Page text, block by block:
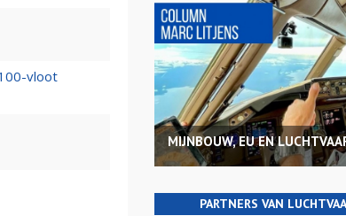
vloot
MIJNBOUW, EU EN
PARTNERS VAN